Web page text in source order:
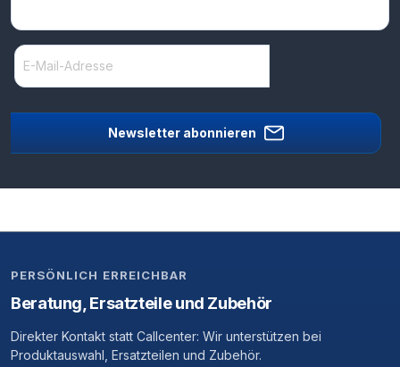
Newsletter abonnieren
PERSÖNLICH ERREICHBAR
Beratung, Ersatzteile und Zubehör
Direkter Kontakt statt Callcenter: Wir unterstützen bei
Produktauswahl, Ersatzteilen und Zubehör.